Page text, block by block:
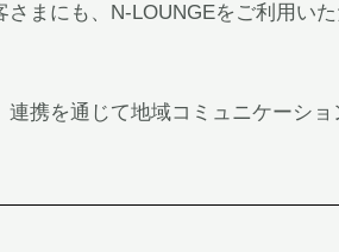
まにも、N-LOUNGEをご利用い
携を通じて地域コミュニケーシ